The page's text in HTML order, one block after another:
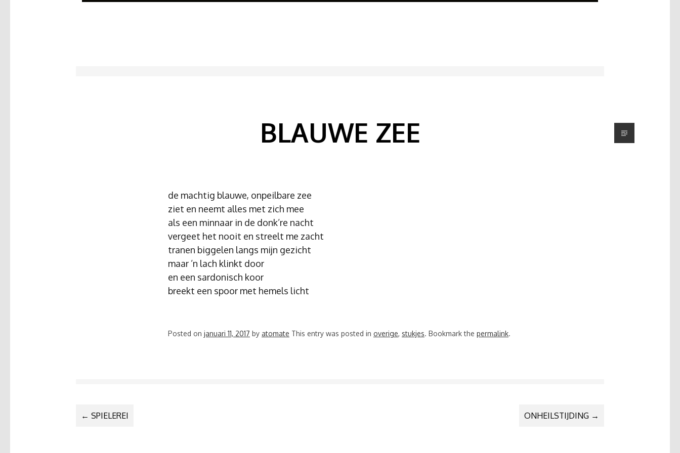
BLAUWE ZEE
de machtig blauwe, onpeilbare zee
ziet en neemt alles met zich mee
als een minnaar in de donk’re nacht
vergeet het nooit en streelt me zacht
tranen biggelen langs mijn gezicht
maar ’n lach klinkt door
en een sardonisch koor
breekt een spoor met hemels licht
Posted on januari 11, 2017 by atomate This entry was posted in overige, stukjes. Bookmark the permalink.
BERICHTNAVIGATIE
← SPIELEREI ONHEILSTIJDING →